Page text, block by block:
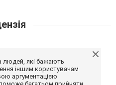
людей, які бажають
іншим користувачам
аргументацією